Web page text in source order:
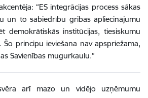
“ES integrācijas process sākas
un to sabiedrību gribas apliecinājumu
demokrātiskās institūcijas, tiesiskumu
Šo principu ieviešana nav apspriežama,
Savienības mugurkaulu.”
arī mazo un vidējo uzņēmumu